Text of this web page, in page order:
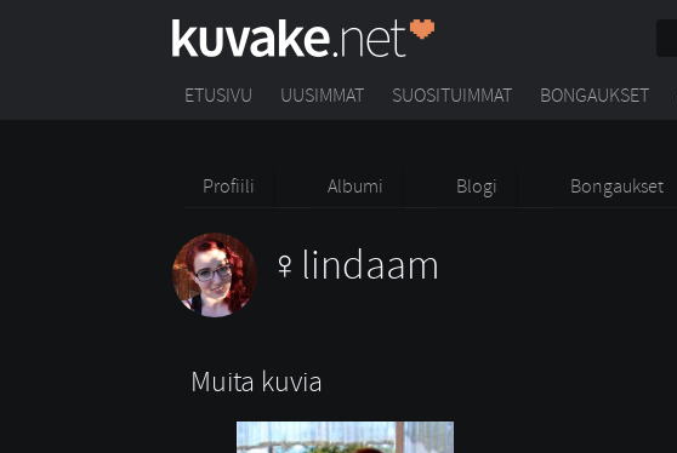
ETUSIVU UUSIMMAT SUOSITUIMMAT BONGAUKSET
Profiili Albumi Blogi Bongaukset
lindaam
Muita kuvia